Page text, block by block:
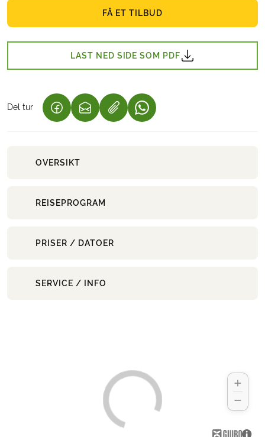
FÅ ET TILBUD
LAST NED SIDE SOM PDF
Del tur (LENKE ÅPNES I NY FANE)
(LENKE ÅPNES I NY FANE)(LENKE ÅPNES I NY FANE)
OVERSIKT
REISEPROGRAM
PRISER / DATOER
SERVICE / INFO